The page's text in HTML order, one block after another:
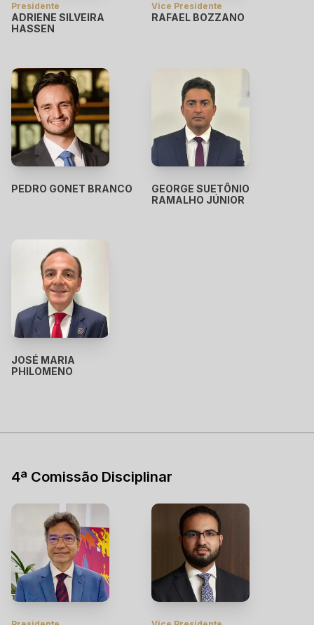
Presidente
ADRIENE SILVEIRA
HASSEN
Vice Presidente
RAFAEL BOZZANO
PEDRO GONET BRANCO
GEORGE SUETÔNIO
RAMALHO JÚNIOR
JOSÉ MARIA
PHILOMENO
4ª Comissão Disciplinar